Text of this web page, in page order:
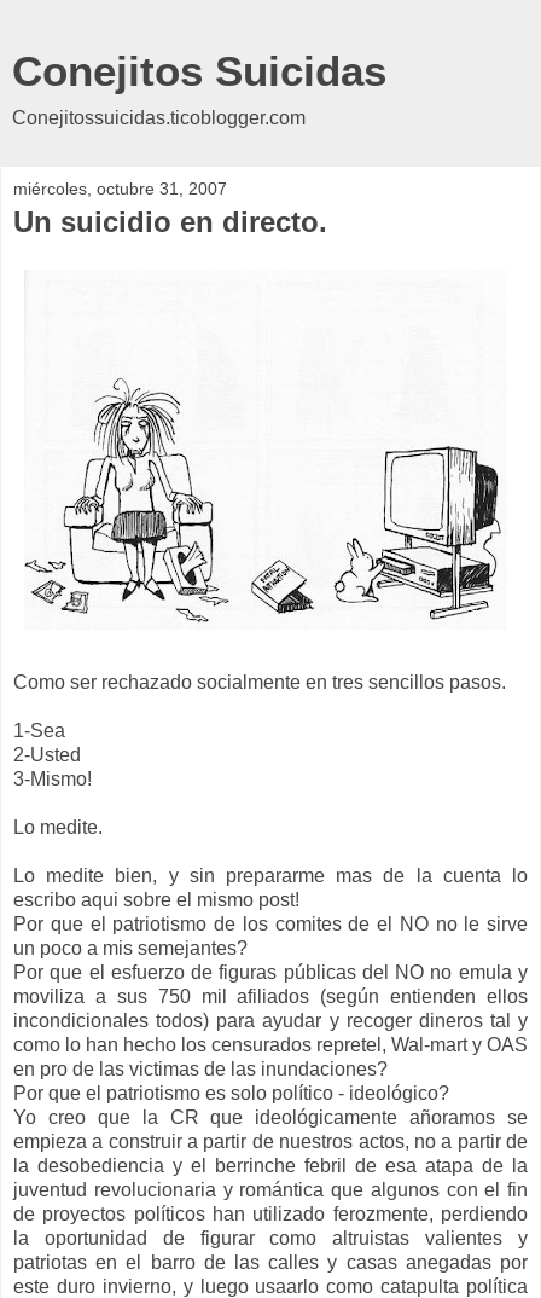
Conejitos Suicidas
Conejitossuicidas.ticoblogger.com
miércoles, octubre 31, 2007
Un suicidio en directo.
Como ser rechazado socialmente en tres sencillos pasos.
1-Sea
2-Usted
3-Mismo!
Lo medite.
Lo medite bien, y sin prepararme mas de la cuenta lo
escribo aqui sobre el mismo post!
Por que el patriotismo de los comites de el NO no le sirve
un poco a mis semejantes?
Por que el esfuerzo de figuras públicas del NO no emula y
moviliza a sus 750 mil afiliados (según entienden ellos
incondicionales todos) para ayudar y recoger dineros tal y
como lo han hecho los censurados repretel, Wal-mart y OAS
en pro de las victimas de las inundaciones?
Por que el patriotismo es solo político - ideológico?
Yo creo que la CR que ideológicamente añoramos se
empieza a construir a partir de nuestros actos, no a partir de
la desobediencia y el berrinche febril de esa atapa de la
juventud revolucionaria y romántica que algunos con el fin
de proyectos políticos han utilizado ferozmente, perdiendo
la oportunidad de figurar como altruistas valientes y
patriotas en el barro de las calles y casas anegadas por
este duro invierno, y luego usaarlo como catapulta política